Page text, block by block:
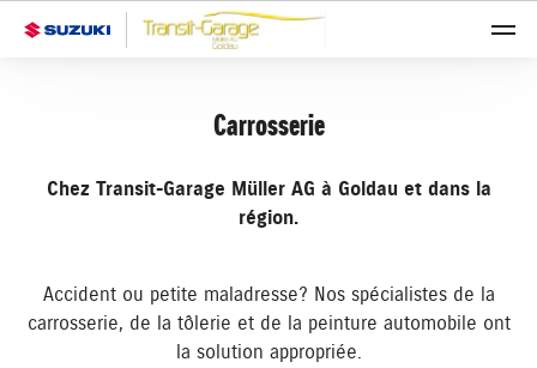
Carrosserie
Chez Transit-Garage Müller AG à Goldau et dans la
région.
Accident ou petite maladresse? Nos spécialistes de la
carrosserie, de la tôlerie et de la peinture automobile ont
la solution appropriée.